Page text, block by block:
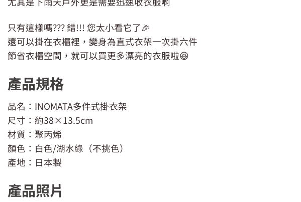
只有這樣嗎??? 錯!!! 您太小看它了🎉
還可以掛在衣櫃裡，變身為直式衣架一次掛六件
節省衣櫃空間，就可以買更多漂亮的衣服啦😆
產品規格
品名：INOMATA多件式掛衣架
尺寸：約38×13.5cm
材質：聚丙烯
顏色：白色/湖水綠（不挑色）
產地：日本製
產品照片